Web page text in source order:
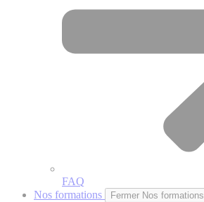
FAQ
Nos formations
Fermer Nos formations